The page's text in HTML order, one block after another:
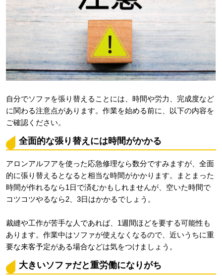
自分でソファを張り替えることには、時間や労力、完成度など
に関わる注意点があります。作業を始める前に、以下の内容を
ご確認ください。
全面的な張り替えには時間がかかる
アロンアルフアを使った応急修理なら数分ですみますが、全面
的に張り替えるとなると相当な時間がかかります。まとまった
時間が作れるなら1日で済むかもしれませんが、空いた時間で
コツコツやるなら2、3日はかかるでしょう。
裁縫や工作が苦手な人であれば、1週間ほどを要する可能性も
あります。作業中はソファが使えなくなるので、近いうちに重
要な来客予定がある場合などは気をつけましょう。
大きいソファだと重労働になりがち